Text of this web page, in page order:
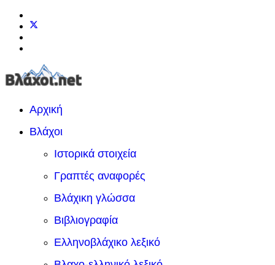
Αρχική
Βλάχοι
Ιστορικά στοιχεία
Γραπτές αναφορές
Βλάχικη γλώσσα
Βιβλιογραφία
Ελληνοβλάχικο λεξικό